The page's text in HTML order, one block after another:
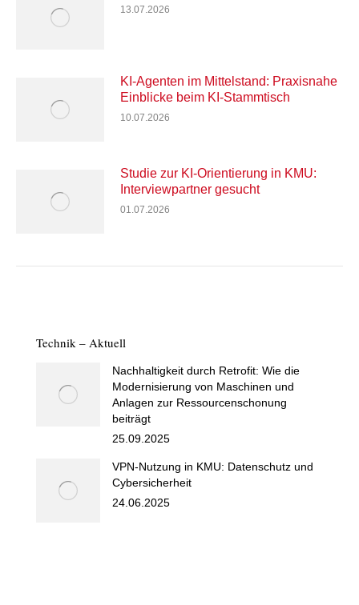
13.07.2026
KI-Agenten im Mittelstand: Praxisnahe
Einblicke beim KI-Stammtisch
10.07.2026
Studie zur KI-Orientierung in KMU:
Interviewpartner gesucht
01.07.2026
Technik – Aktuell
Nachhaltigkeit durch Retrofit: Wie die
Modernisierung von Maschinen und
Anlagen zur Ressourcenschonung
beiträgt
25.09.2025
VPN-Nutzung in KMU: Datenschutz und
Cybersicherheit
24.06.2025